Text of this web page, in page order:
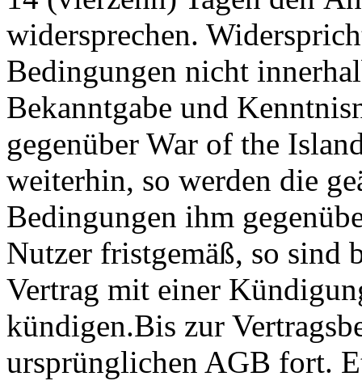
widersprechen.
Bedingungen nicht
Bekanntgabe und
gegenüber War of the
weiterhin, so werden die
Bedingungen ihm
Nutzer fristgemäß, so sind
Vertrag mit einer
kündigen.Bis zur
ursprünglichen AGB fort.